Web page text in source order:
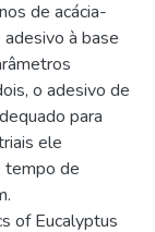
de acácia-
à base
o adesivo de
para
ele
tempo de
of Eucalyptus